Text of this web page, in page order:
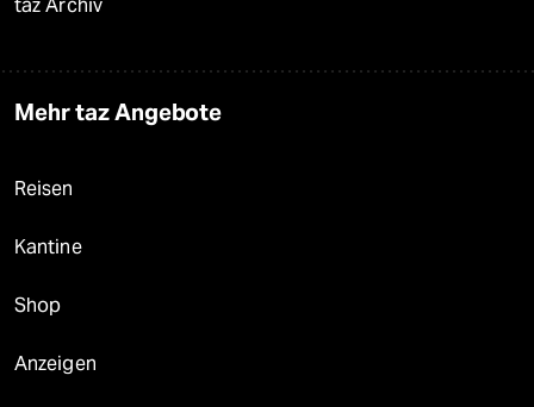
taz Archiv
Mehr taz Angebote
Reisen
Kantine
Shop
Anzeigen